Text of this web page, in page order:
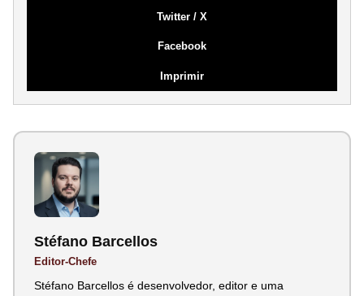
Twitter / X
Facebook
Imprimir
Stéfano Barcellos
Editor-Chefe
Stéfano Barcellos é desenvolvedor, editor e uma